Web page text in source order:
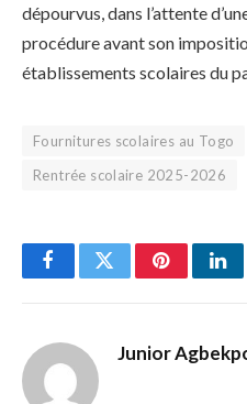
dépourvus, dans l’attente
procédure avant son
établissements scolaires du
Fournitures scolaires au Togo
Rentrée scolaire 2025-2026
FacebookTwitterPinterest
Junior